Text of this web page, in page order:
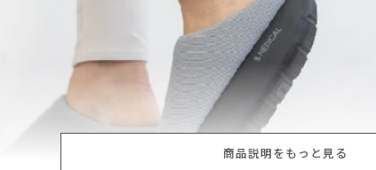
商品説明をもっと見る